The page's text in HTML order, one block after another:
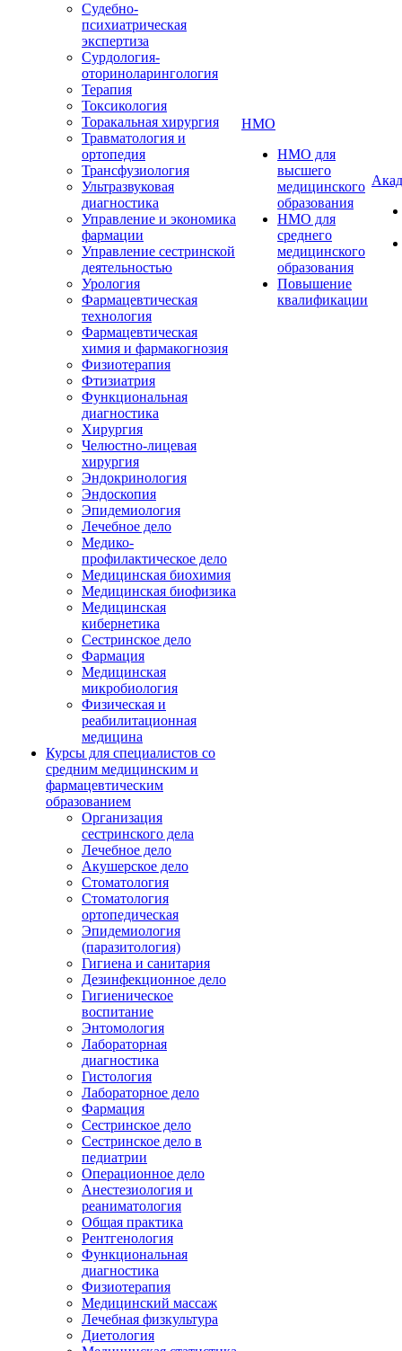
Судебно-
психиатрическая
экспертиза
Сурдология-
оториноларингология
Терапия
Токсикология
Торакальная хирургия
Травматология и
ортопедия
Трансфузиология
Ультразвуковая
диагностика
Управление и экономика
фармации
Управление сестринской
деятельностью
Урология
Фармацевтическая
технология
Фармацевтическая
химия и фармакогнозия
Физиотерапия
Фтизиатрия
Функциональная
диагностика
Хирургия
Челюстно-лицевая
хирургия
Эндокринология
Эндоскопия
Эпидемиология
Лечебное дело
Медико-
профилактическое дело
Медицинская биохимия
Медицинская биофизика
Медицинская
кибернетика
Сестринское дело
Фармация
Медицинская
микробиология
Физическая и
реабилитационная
медицина
Курсы для специалистов со
средним медицинским и
фармацевтическим
образованием
Организация
сестринского дела
Лечебное дело
Акушерское дело
Стоматология
Стоматология
ортопедическая
Эпидемиология
(паразитология)
Гигиена и санитария
Дезинфекционное дело
Гигиеническое
воспитание
Энтомология
Лабораторная
диагностика
Гистология
Лабораторное дело
Фармация
Сестринское дело
Сестринское дело в
педиатрии
Операционное дело
Анестезиология и
реаниматология
Общая практика
Рентгенология
Функциональная
диагностика
Физиотерапия
Медицинский массаж
Лечебная физкультура
Диетология
НМО
НМО для
высшего
медицинского
образования
НМО для
среднего
медицинского
образования
Повышение
квалификации